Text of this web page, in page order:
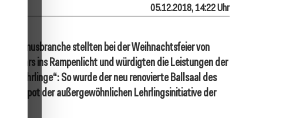
05.12.2018, 14:22 Uhr
stellten bei der Weihnachtsfeier von
ins Rampenlicht und würdigten die Leistungen der
Lehrlinge“: So wurde der neu renovierte Ballsaal des
Hotspot der außergewöhnlichen Lehrlingsinitiative der